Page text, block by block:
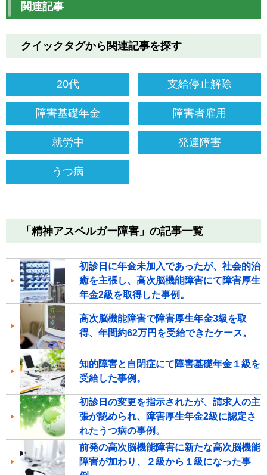
関連記事
クイックタグから関連記事を探す
20代 支給停止解除
障害基礎年金 障害者雇用
就労中 発達障害
うつ病
「精神アスペルガー障害」の記事一覧
初診日に年金未加入であったが、社会的治
癒を主張し、高次脳機能障害にて障害厚生
年金2級を取得した事例。
高次脳機能障害で障害厚生年金3級を取
得、年間約62万円を受給できたケース。
知的障害と自閉症にて障害基礎年金１級を
受給した事例。
初診日の変更を指示されたが、請求人の主
張が認められ、障害厚生年金2級に認定さ
れたうつ病の事例。
前発の高次脳機能障害に新たな高次脳機能
障害が加わり、２級から１級になった事